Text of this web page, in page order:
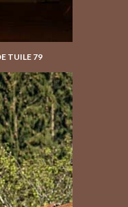
TUILE 79